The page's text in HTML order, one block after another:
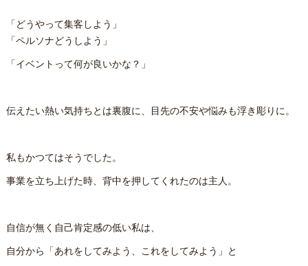
「どうやって集客しよう」
「ペルソナどうしよう」
「イベントって何が良いかな？」
伝えたい熱い気持ちとは裏腹に、目先の不安や悩みも浮き彫りに。
私もかつてはそうでした。
事業を立ち上げた時、背中を押してくれたのは主人。
自信が無く自己肯定感の低い私は、
自分から「あれをしてみよう、これをしてみよう」と